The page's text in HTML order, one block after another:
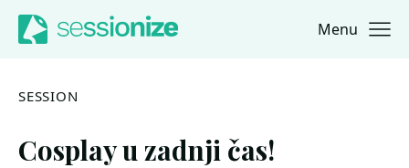
Jump to navigation
Jump to content Menu
SESSION
Cosplay u zadnji čas!